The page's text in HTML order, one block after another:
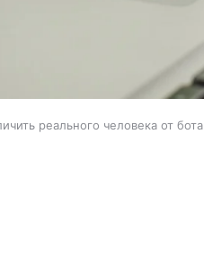
реального человека от бота